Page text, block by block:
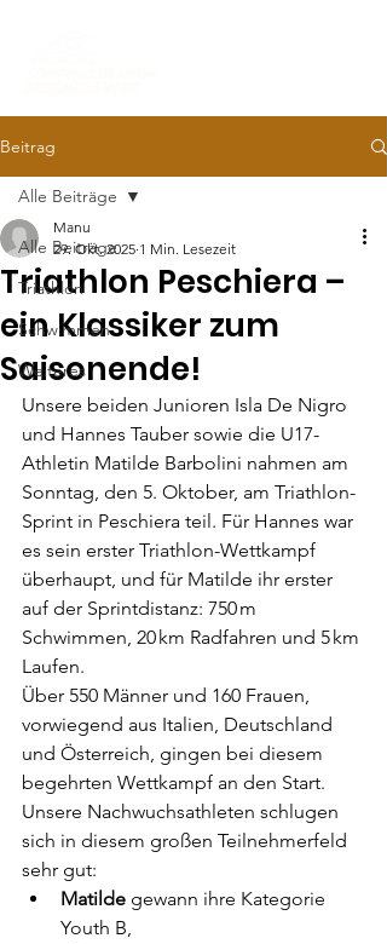
Beitrag
Alle Beiträge
Triathlon
Schwimmen
Weiteres
Alle Beiträge
Triathlon Peschiera –
ein Klassiker zum
Saisonende!
Manu
29. Okt. 2025 1 Min. Lesezeit
Unsere beiden Junioren Isla De Nigro
und Hannes Tauber sowie die U17-
Athletin Matilde Barbolini nahmen am
Sonntag, den 5. Oktober, am Triathlon-
Sprint in Peschiera teil. Für Hannes war
es sein erster Triathlon-Wettkampf
überhaupt, und für Matilde ihr erster
auf der Sprintdistanz: 750 m
Schwimmen, 20 km Radfahren und 5 km
Laufen.
Über 550 Männer und 160 Frauen,
vorwiegend aus Italien, Deutschland
und Österreich, gingen bei diesem
begehrten Wettkampf an den Start.
Unsere Nachwuchsathleten schlugen
sich in diesem großen Teilnehmerfeld
sehr gut:
Matilde gewann ihre Kategorie
Youth B,